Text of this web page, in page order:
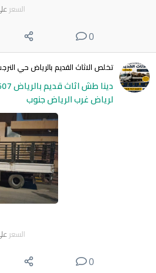
السعر
0
تخلص الاثاث القديم بالرياض حي
لرياض غرب الرياض جنوب
السعر
0